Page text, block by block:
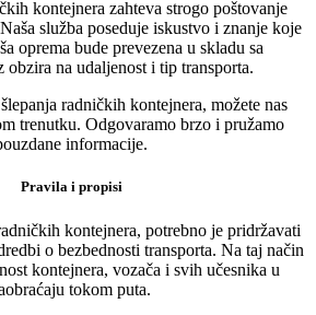
kontejnera zahteva strogo poštovanje
služba poseduje iskustvo i znanje koje
oprema bude prevezena u skladu sa
obzira na udaljenost i tip transporta.
radničkih kontejnera, možete nas
trenutku. Odgovaramo brzo i pružamo
informacije.
Pravila i propisi
kontejnera, potrebno je pridržavati
o bezbednosti transporta. Na taj način
kontejnera, vozača i svih učesnika u
tokom puta.